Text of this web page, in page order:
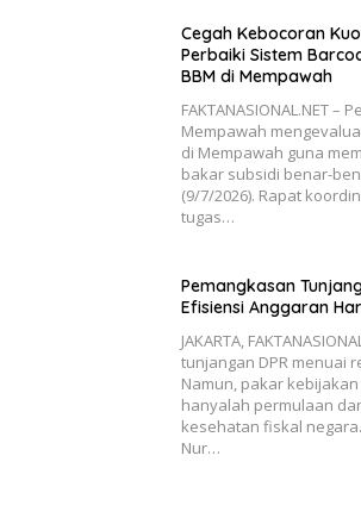
Cegah Kebocoran
Perbaiki Sistem
BBM di Mempawah
FAKTANASIONAL.NET
Mempawah
di Mempawah guna
bakar subsidi benar-
(9/7/2026). Rapat
tugas…
Pemangkasan
Efisiensi Anggaran
JAKARTA,
tunjangan DPR menuai
Namun, pakar
hanyalah permulaan
kesehatan fiskal
Nur…